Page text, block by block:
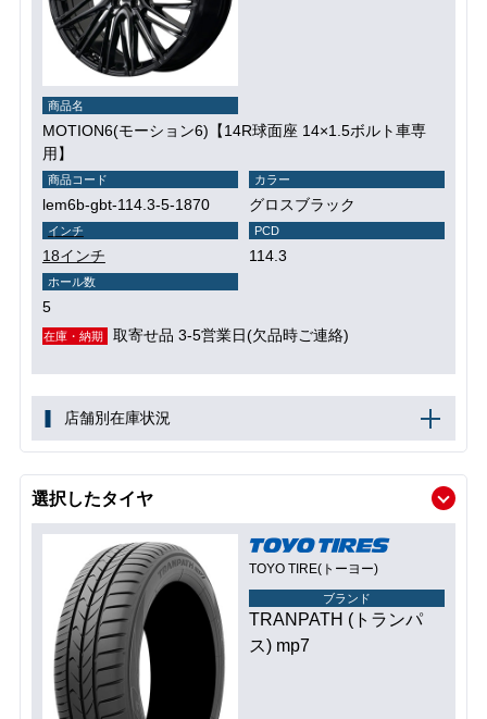
商品名
MOTION6(モーション6)【14R球面座 14×1.5ボルト車専
用】
商品コード
lem6b-gbt-114.3-5-1870
カラー
グロスブラック
インチ
18インチ
PCD
114.3
ホール数
5
在庫・納期 取寄せ品 3-5営業日(欠品時ご連絡)
店舗別在庫状況
選択したタイヤ
TOYO TIRE(トーヨー)
ブランド
TRANPATH (トランパ
ス) mp7